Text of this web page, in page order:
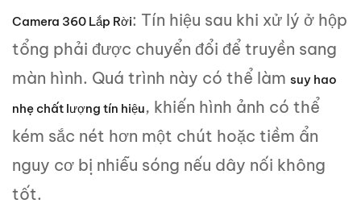
Camera 360 Lắp Rời: Tín hiệu sau khi xử lý ở hộp
tổng phải được chuyển đổi để truyền sang
màn hình. Quá trình này có thể làm suy hao
nhẹ chất lượng tín hiệu, khiến hình ảnh có thể
kém sắc nét hơn một chút hoặc tiềm ẩn
nguy cơ bị nhiễu sóng nếu dây nối không
tốt.